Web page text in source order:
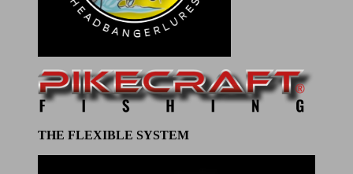
THE FLEXIBLE SYSTEM